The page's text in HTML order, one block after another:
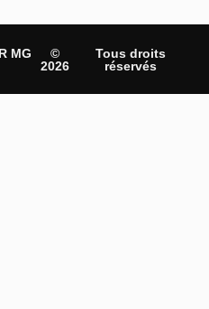
MG
©
2026
Tous droits
réservés